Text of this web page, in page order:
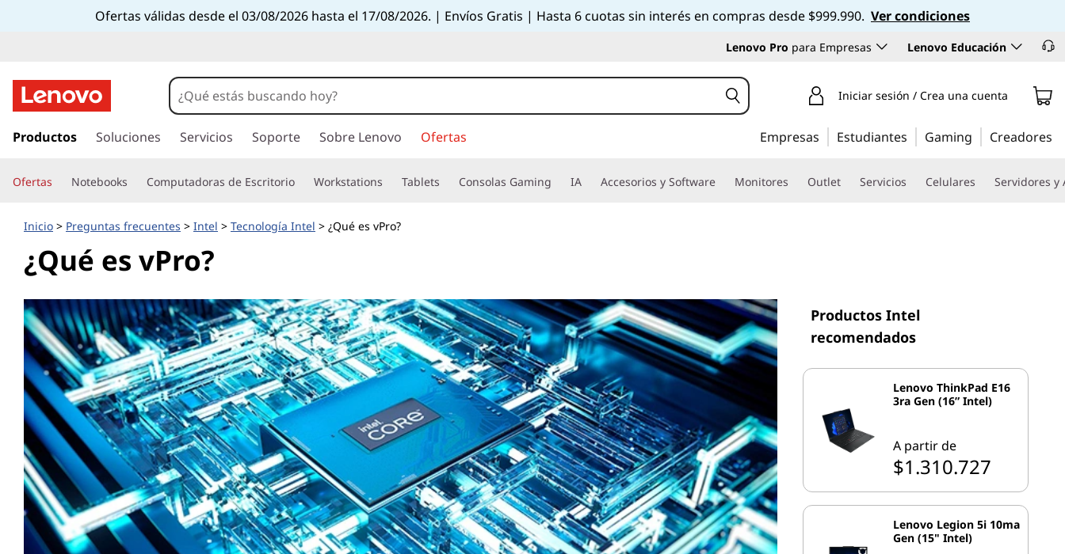
Ofertas válidas desde el 03/08/2026 hasta el 17/08/2026. | Envíos Gratis | Hasta 6 cuotas sin interés en compras desde $999.990. Ver condiciones
Lenovo Pro para Empresas Lenovo Educación
r
c
Iniciar sesión / Crea una cuenta
Productos Soluciones Servicios Soporte Sobre Lenovo Ofertas Empresas Estudiantes Gaming Creadores
Ofertas Notebooks Computadoras de Escritorio Workstations Tablets Consolas Gaming IA Accesorios y Software Monitores Outlet Servicios Celulares Servidores y
Inicio > Preguntas frecuentes > Intel > Tecnología Intel > ¿Qué es vPro?
¿Qué es vPro?
Productos Intel
recomendados
Lenovo ThinkPad E16
3ra Gen (16” Intel)
A partir de
$1.310.727
Lenovo Legion 5i 10ma
Gen (15" Intel)